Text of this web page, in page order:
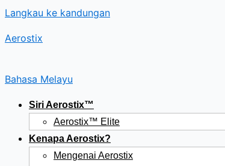
Langkau ke kandungan
Aerostix
Bahasa Melayu
Siri Aerostix™
Aerostix™ Elite
Kenapa Aerostix?
Mengenai Aerostix